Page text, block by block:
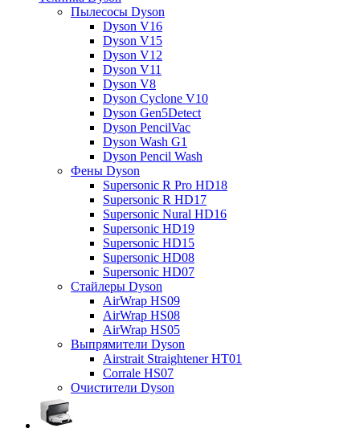
Пылесосы Dyson
Dyson V16
Dyson V15
Dyson V12
Dyson V11
Dyson V8
Dyson Cyclone V10
Dyson Gen5Detect
Dyson PencilVac
Dyson Wash G1
Dyson Pencil Wash
Фены Dyson
Supersonic R Pro HD18
Supersonic R HD17
Supersonic Nural HD16
Supersonic HD19
Supersonic HD15
Supersonic HD08
Supersonic HD07
Стайлеры Dyson
AirWrap HS09
AirWrap HS08
AirWrap HS05
Выпрямители Dyson
Airstrait Straightener HT01
Corrale HS07
Очистители Dyson